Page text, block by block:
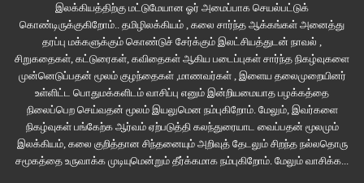
இலக்கியத்திற்கு மட்டுமேயான ஓர் அமைப்பாக செயல்பட்டுக்
கொண்டிருக்குகிறோம்.. தமிழிலக்கியம் , கலை சார்ந்த ஆக்கங்கள் அனைத்து
தரப்பு மக்களுக்கும் கொண்டுச் சேர்க்கும் இலட்சியத்துடன் நாவல் ,
சிறுகதைகள், கட்டுரைகள், கவிதைகள் ஆகிய படைப்புகள் சார்ந்த நிகழ்வுகளை
முன்னெடுப்பதன் மூலம் குழந்தைகள் ,மாணவர்கள் , இளைய தலைமுறையினர்
உள்ளிட்ட பொதுமக்களிடம் வாசிப்பு எனும் இன்றியமையாத பழக்கத்தை
நிலைப்பெற செய்வதன் மூலம் இயலுமென நம்புகிறோம். மேலும், இவர்களை
நிகழ்வுகள் பங்கேற்க ஆர்வம் ஏற்படுத்தி கலந்துரையாட வைப்பதன் மூலமும்
இலக்கியம், கலை குறித்தான சிந்தனையும் அறிவுத் தேடலும் சிறந்த நல்லதொரு
சமூகத்தை உருவாக்க முடியுமென்றும் தீர்க்கமாக நம்புகிறோம். மேலும் வாசிக்க...